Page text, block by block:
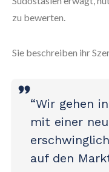
zu bewerten.
Sie beschreiben ihr
“Wir gehen
mit einer
auf den